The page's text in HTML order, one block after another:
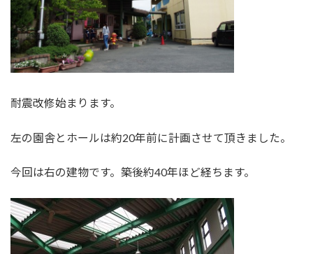
耐震改修始まります。
左の園舎とホールは約20年前に計画させて頂きました。
今回は右の建物です。築後約40年ほど経ちます。